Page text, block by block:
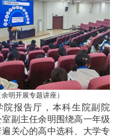
余明开展专题讲座）
院报告厅，本科生院副院
副主任余明围绕高一年级
关心的高中选科、大学专